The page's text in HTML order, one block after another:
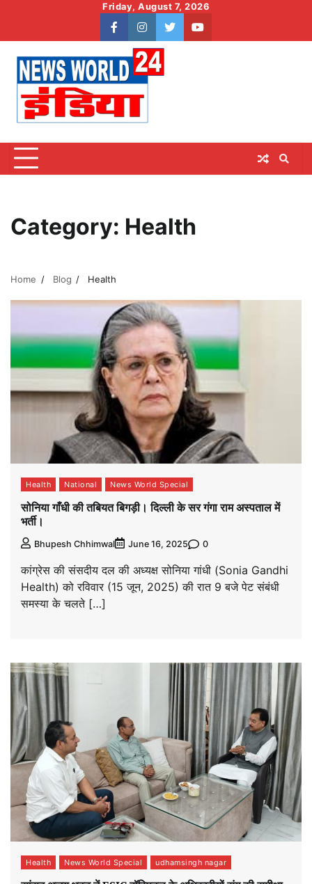
content
Friday, August 7, 2026
facebookinstagram
twitteryoutube
Category: Health
Home Blog Health
Health National News World Special
सोनिया गाँधी की तबियत बिगड़ी। दिल्ली के सर गंगा राम अस्पताल में
भर्ती।
Bhupesh Chhimwal June 16, 2025 0
कांग्रेस की संसदीय दल की अध्‍यक्ष सोनिया गांधी (Sonia Gandhi
Health) को रविवार (15 जून, 2025) की रात 9 बजे पेट संबंधी
समस्या के चलते […]
Health News World Special udhamsingh nagar